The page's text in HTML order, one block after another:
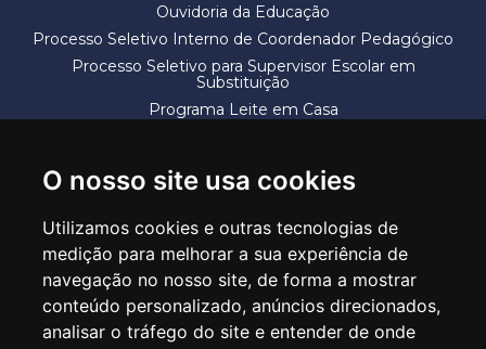
O nosso site usa cookies
Utilizamos cookies e outras tecnologias de
medição para melhorar a sua experiência de
navegação no nosso site, de forma a mostrar
conteúdo personalizado, anúncios direcionados,
analisar o tráfego do site e entender de onde
Ouvidoria da Educação
Processo Seletivo Interno de Coordenador Pedagógico
Processo Seletivo para Supervisor Escolar em
Substituição
Programa Leite em Casa
SECRETARIA DE EDUCAÇÃO
Rua Claudino Barbosa, 313 - Macedo - Guarulhos/SP CEP 07113-040